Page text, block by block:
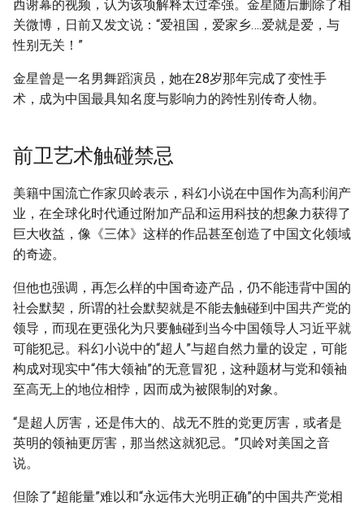
西谢幕的视频，认为该项解释太过牵强。金星随后删除了相
关微博，日前又发文说：“爱祖国，爱家乡….爱就是爱，与
性别无关！”
金星曾是一名男舞蹈演员，她在28岁那年完成了变性手
术，成为中国最具知名度与影响力的跨性别传奇人物。
前卫艺术触碰禁忌
美籍中国流亡作家贝岭表示，科幻小说在中国作为高利润产
业，在全球化时代通过附加产品和运用科技的想象力获得了
巨大收益，像《三体》这样的作品甚至创造了中国文化领域
的奇迹。
但他也强调，再怎么样的中国奇迹产品，仍不能违背中国的
社会默契，所谓的社会默契就是不能去触碰到中国共产党的
领导，而现在更强化为只要触碰到当今中国领导人习近平就
可能犯忌。科幻小说中的“超人”与超自然力量的设定，可能
构成对现实中“伟大领袖”的无意冒犯，这种题材与党和领袖
至高无上的地位相悖，因而成为被限制的对象。
“是超人厉害，还是伟大的、战无不胜的党更厉害，或者是
英明的领袖更厉害，那当然这就犯忌。”贝岭对美国之音
说。
但除了“超能量”难以和“永远伟大光明正确”的中国共产党相